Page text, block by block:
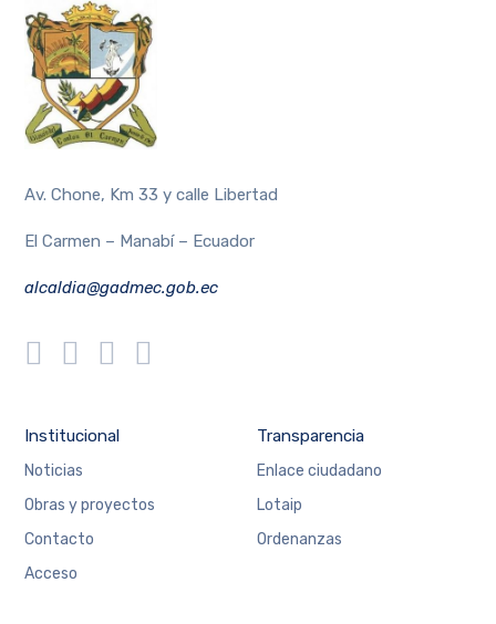
Av. Chone, Km 33 y calle Libertad
El Carmen – Manabí – Ecuador
alcaldia@gadmec.gob.ec
Institucional
Noticias
Obras y proyectos
Contacto
Acceso
Transparencia
Enlace ciudadano
Lotaip
Ordenanzas